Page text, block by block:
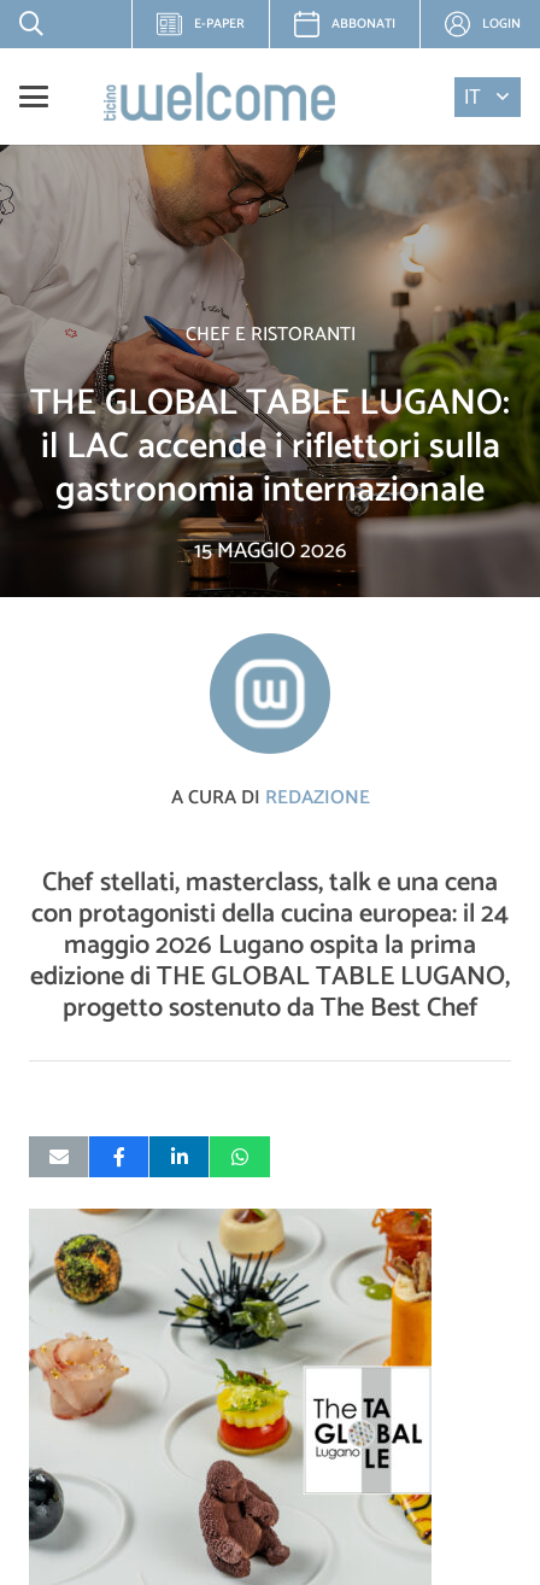
E-PAPER ABBONATI LOGIN
IT
CHEF E RISTORANTI
THE GLOBAL TABLE LUGANO:
il LAC accende i riflettori sulla
gastronomia internazionale
15 MAGGIO 2026
A CURA DI REDAZIONE
Chef stellati, masterclass, talk e una cena
con protagonisti della cucina europea: il 24
maggio 2026 Lugano ospita la prima
edizione di THE GLOBAL TABLE LUGANO,
progetto sostenuto da The Best Chef